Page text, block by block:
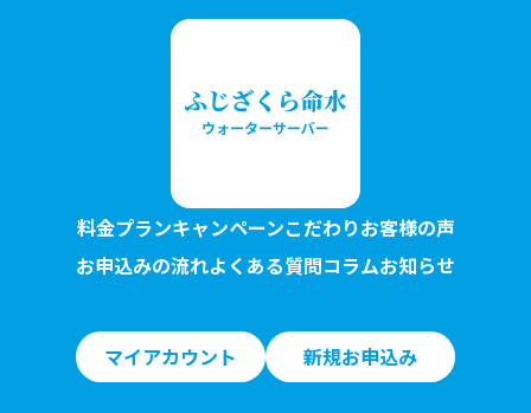
料金プランキャンペーンこだわりお客様の声
お申込みの流れよくある質問コラムお知らせ
マイアカウント 新規お申込み